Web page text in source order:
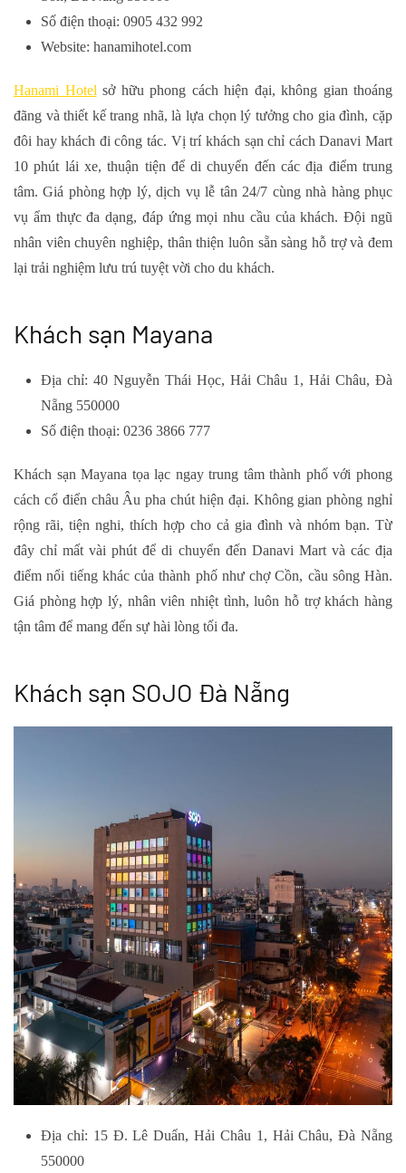
Số điện thoại: 0905 432 992
Website: hanamihotel.com
Hanami Hotelsở hữu phong cách hiện đại, không gian thoáng
đãng và thiết kế trang nhã, là lựa chọn lý tưởng cho gia đình, cặp
đôi hay khách đi công tác. Vị trí khách sạn chỉ cách Danavi Mart
10 phút lái xe, thuận tiện để di chuyển đến các địa điểm trung
tâm. Giá phòng hợp lý, dịch vụ lễ tân 24/7 cùng nhà hàng phục
vụ ẩm thực đa dạng, đáp ứng mọi nhu cầu của khách. Đội ngũ
nhân viên chuyên nghiệp, thân thiện luôn sẵn sàng hỗ trợ và đem
lại trải nghiệm lưu trú tuyệt vời cho du khách.
Khách sạn Mayana
Địa chỉ: 40 Nguyễn Thái Học, Hải Châu 1, Hải Châu, Đà
Nẵng 550000
Số điện thoại: 0236 3866 777
Khách sạn Mayana tọa lạc ngay trung tâm thành phố với phong
cách cổ điển châu Âu pha chút hiện đại. Không gian phòng nghỉ
rộng rãi, tiện nghi, thích hợp cho cả gia đình và nhóm bạn. Từ
đây chỉ mất vài phút để di chuyển đến Danavi Mart và các địa
điểm nổi tiếng khác của thành phố như chợ Cồn, cầu sông Hàn.
Giá phòng hợp lý, nhân viên nhiệt tình, luôn hỗ trợ khách hàng
tận tâm để mang đến sự hài lòng tối đa.
Khách sạn SOJO Đà Nẵng
Địa chỉ: 15 Đ. Lê Duẩn, Hải Châu 1, Hải Châu, Đà Nẵng
550000